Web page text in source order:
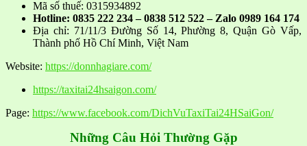
Mã số thuế: 0315934892
Hotline: 0835 222 234 – 0838 512 522 – Zalo 0989 164 174
Địa chỉ: 71/11/3 Đường Số 14, Phường 8, Quận Gò Vấp,
Thành phố Hồ Chí Minh, Việt Nam
Website: https://donnhagiare.com/
https://taxitai24hsaigon.com/
Page: https://www.facebook.com/DichVuTaxiTai24HSaiGon/
Những Câu Hỏi Thường Gặp